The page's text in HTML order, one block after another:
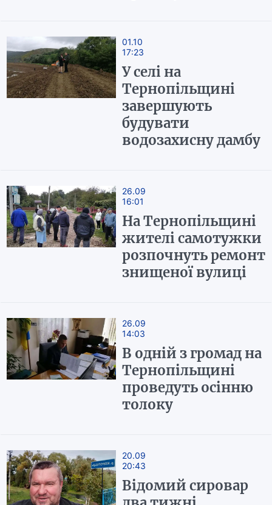
01.10
17:23
У селі на
Тернопільщині
завершують
будувати
водозахисну дамбу
26.09
16:01
На Тернопільщині
жителі самотужки
розпочнуть ремонт
знищеної вулиці
26.09
14:03
В одній з громад на
Тернопільщині
проведуть осінню
толоку
20.09
20:43
Відомий сировар